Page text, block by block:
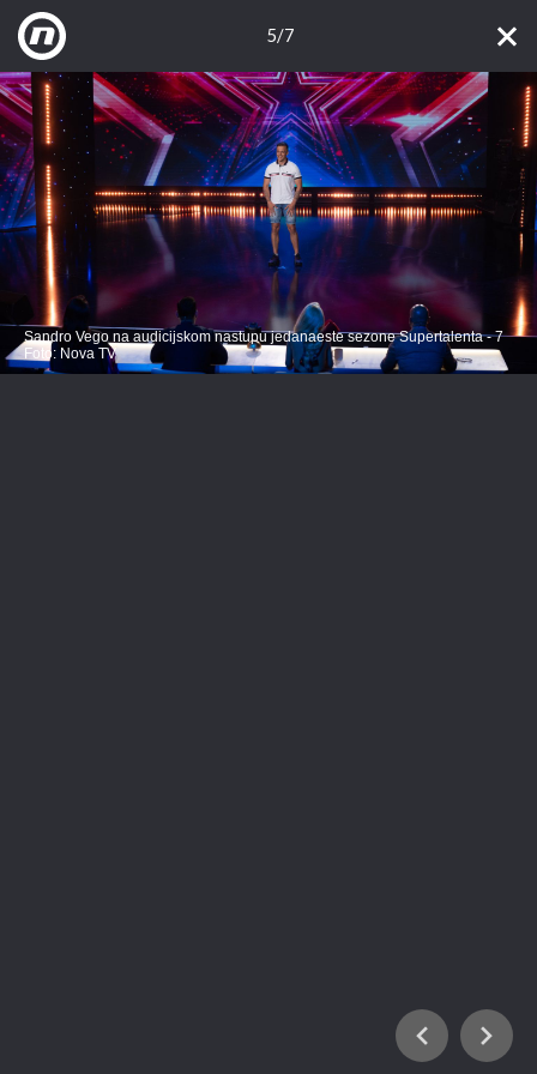
5/7
Sandro Vego na audicijskom nastupu jedanaeste sezone Supertalenta - 7
Foto: Nova TV